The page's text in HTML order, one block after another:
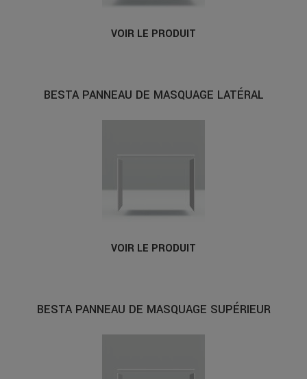
VOIR LE PRODUIT
BESTA PANNEAU DE MASQUAGE LATÉRAL
VOIR LE PRODUIT
BESTA PANNEAU DE MASQUAGE SUPÉRIEUR